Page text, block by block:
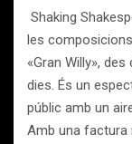
Shaking
les
«Gran Willy»,
dies. És un
públic amb un
Amb una factura